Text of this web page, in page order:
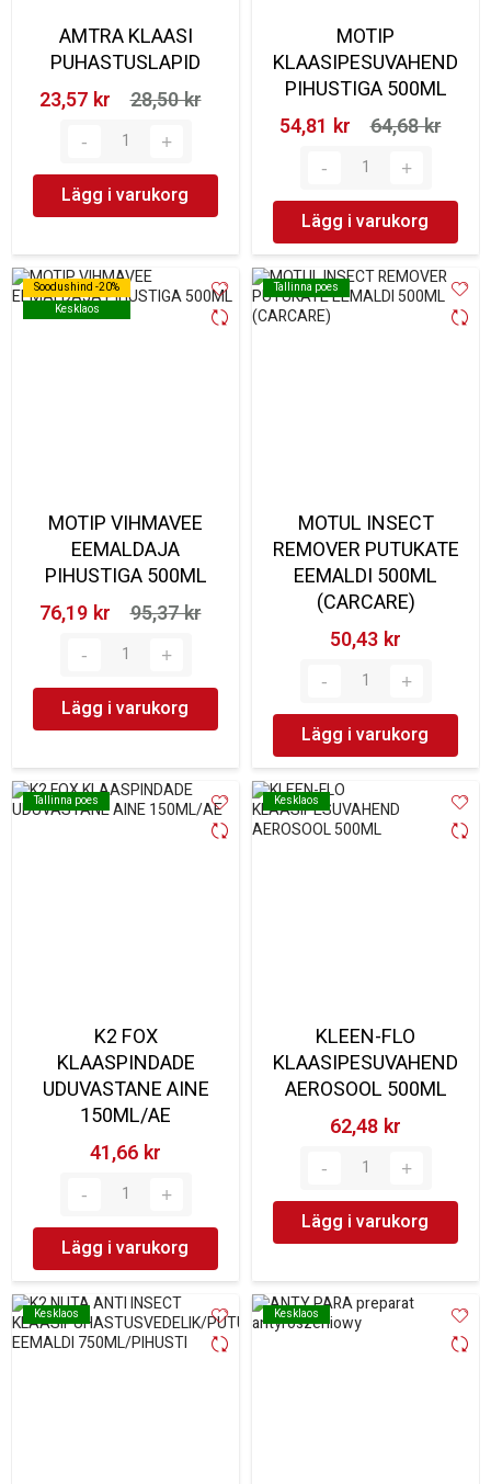
AMTRA KLAASI
PUHASTUSLAPID
23,57 kr‎
28,50 kr‎
Lägg i varukorg
MOTIP
KLAASIPESUVAHEND
PIHUSTIGA 500ML
54,81 kr‎
64,68 kr‎
Lägg i varukorg
Soodushind -20%
Kesklaos
Soodushind -20%
Kesklaos
MOTIP VIHMAVEE
EEMALDAJA
PIHUSTIGA 500ML
76,19 kr‎
95,37 kr‎
Lägg i varukorg
Tallinna poes
Tallinna poes
MOTUL INSECT
REMOVER PUTUKATE
EEMALDI 500ML
(CARCARE)
50,43 kr‎
Lägg i varukorg
Tallinna poes
Tallinna poes
K2 FOX
KLAASPINDADE
UDUVASTANE AINE
150ML/AE
41,66 kr‎
Lägg i varukorg
Kesklaos
Kesklaos
KLEEN-FLO
KLAASIPESUVAHEND
AEROSOOL 500ML
62,48 kr‎
Lägg i varukorg
Kesklaos
Kesklaos Kesklaos
Kesklaos